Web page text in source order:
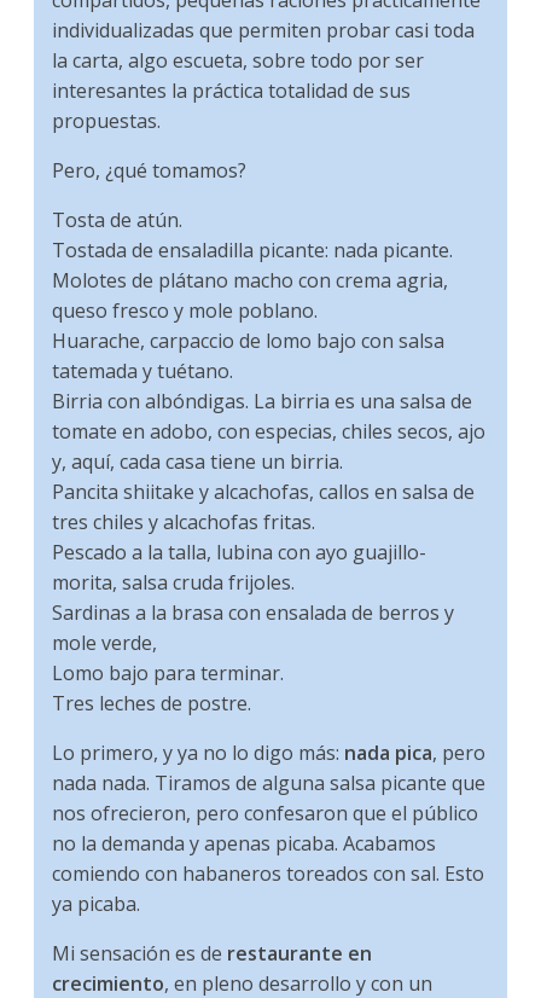
individualizadas que permiten probar casi toda
la carta, algo escueta, sobre todo por ser
interesantes la práctica totalidad de sus
propuestas.
Pero, ¿qué tomamos?
Tosta de atún.
Tostada de ensaladilla picante: nada picante.
Molotes de plátano macho con crema agria,
queso fresco y mole poblano.
Huarache, carpaccio de lomo bajo con salsa
tatemada y tuétano.
Birria con albóndigas. La birria es una salsa de
tomate en adobo, con especias, chiles secos, ajo
y, aquí, cada casa tiene un birria.
Pancita shiitake y alcachofas, callos en salsa de
tres chiles y alcachofas fritas.
Pescado a la talla, lubina con ayo guajillo-
morita, salsa cruda frijoles.
Sardinas a la brasa con ensalada de berros y
mole verde,
Lomo bajo para terminar.
Tres leches de postre.
Lo primero, y ya no lo digo más: nada pica, pero
nada nada. Tiramos de alguna salsa picante que
nos ofrecieron, pero confesaron que el público
no la demanda y apenas picaba. Acabamos
comiendo con habaneros toreados con sal. Esto
ya picaba.
Mi sensación es de restaurante en
crecimiento, en pleno desarrollo y con un